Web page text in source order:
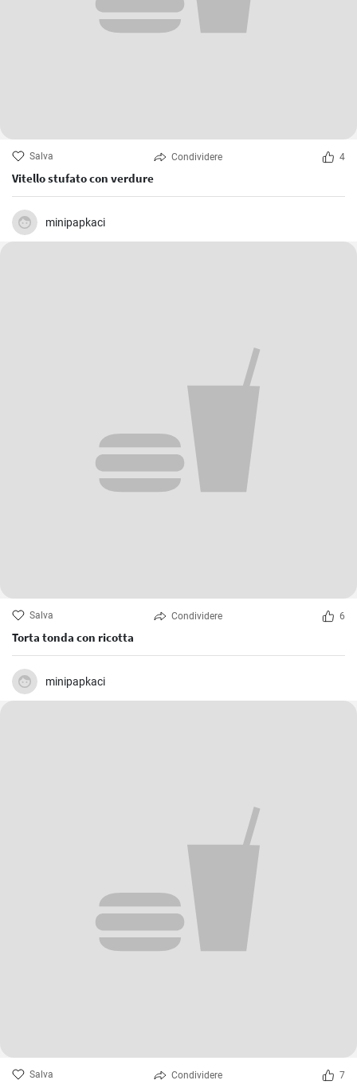
Salva Condividere 4
Vitello stufato con verdure
minipapkaci
Salva Condividere 6
Torta tonda con ricotta
minipapkaci
Salva Condividere 7